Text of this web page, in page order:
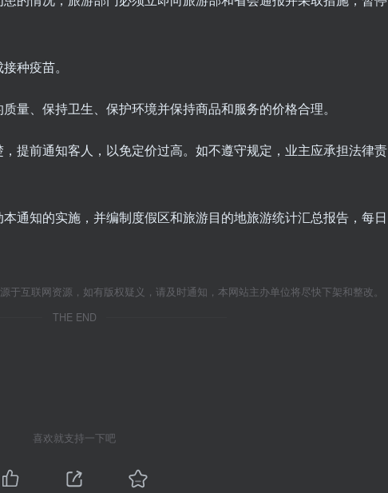
种疫苗。
量、保持卫生、保护环境并保持商品和服务的价格合理。
提前通知客人，以免定价过高。如不遵守规定，业主应承担法律责
通知的实施，并编制度假区和旅游目的地旅游统计汇总报告，每日
互联网资源，如有版权疑义，请及时通知，本网站主办单位将尽快下架和整改。
THE END
喜欢就支持一下吧